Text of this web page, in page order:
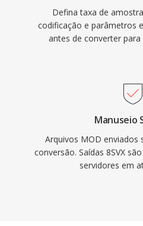
Defina taxa de
codificação e parâmetros
antes de converter para
Manuseio
Arquivos MOD enviados
conversão. Saídas 8SVX
servidores em